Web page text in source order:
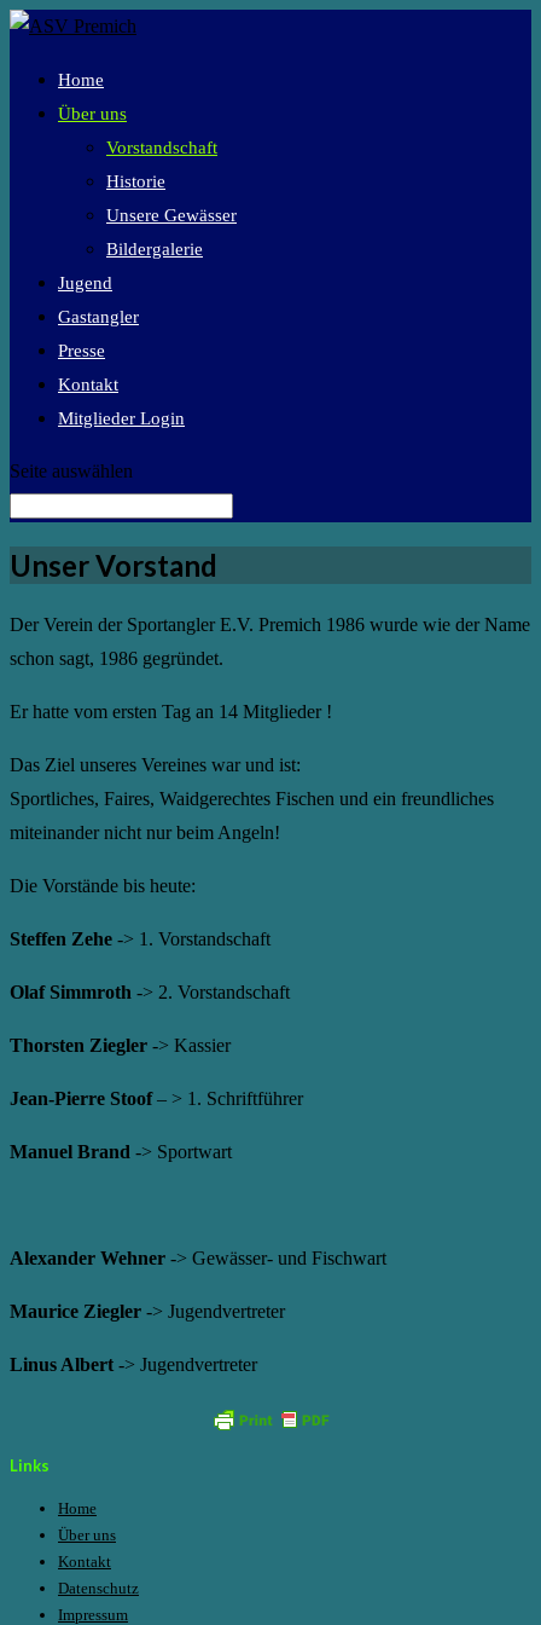
Home
Über uns
Vorstandschaft
Historie
Unsere Gewässer
Bildergalerie
Jugend
Gastangler
Presse
Kontakt
Mitglieder Login
Seite auswählen
Unser Vorstand
Der Verein der Sportangler E.V. Premich 1986 wurde wie der Name
schon sagt, 1986 gegründet.
Er hatte vom ersten Tag an 14 Mitglieder !
Das Ziel unseres Vereines war und ist:
Sportliches, Faires, Waidgerechtes Fischen und ein freundliches
miteinander nicht nur beim Angeln!
Die Vorstände bis heute:
Steffen Zehe -> 1. Vorstandschaft
Olaf Simmroth -> 2. Vorstandschaft
Thorsten Ziegler -> Kassier
Jean-Pierre Stoof– > 1. Schriftführer
Manuel Brand -> Sportwart
Alexander Wehner -> Gewässer- und Fischwart
Maurice Ziegler -> Jugendvertreter
Linus Albert -> Jugendvertreter
Links
Home
Über uns
Kontakt
Datenschutz
Impressum